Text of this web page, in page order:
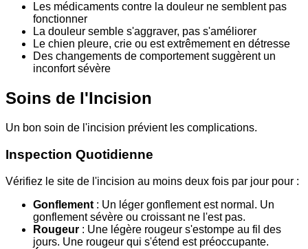
Les médicaments contre la douleur ne semblent pas
fonctionner
La douleur semble s'aggraver, pas s'améliorer
Le chien pleure, crie ou est extrêmement en détresse
Des changements de comportement suggèrent un
inconfort sévère
Soins de l'Incision
Un bon soin de l'incision prévient les complications.
Inspection Quotidienne
Vérifiez le site de l'incision au moins deux fois par jour pour :
Gonflement : Un léger gonflement est normal. Un
gonflement sévère ou croissant ne l'est pas.
Rougeur : Une légère rougeur s'estompe au fil des
jours. Une rougeur qui s'étend est préoccupante.